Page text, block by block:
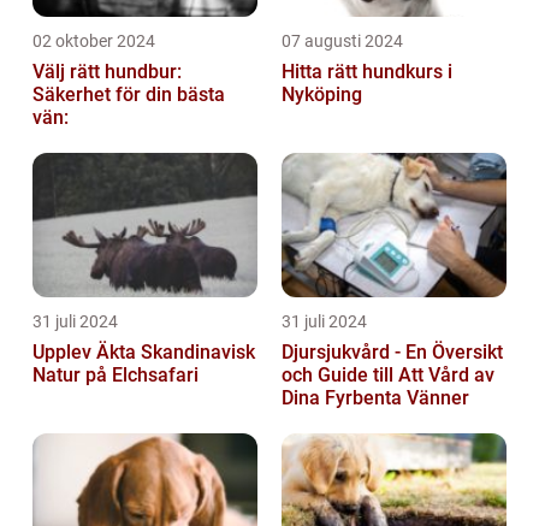
02 oktober 2024
Välj rätt hundbur:
Säkerhet för din bästa
vän:
07 augusti 2024
Hitta rätt hundkurs i
Nyköping
31 juli 2024
Upplev Äkta Skandinavisk
Natur på Elchsafari
31 juli 2024
Djursjukvård - En Översikt
och Guide till Att Vård av
Dina Fyrbenta Vänner